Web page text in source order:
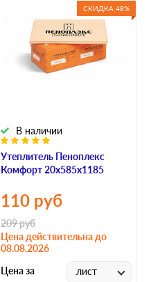
СКИДКА 48%
Утеплитель Пеноплекс
Комфорт 20х585х1185
В наличии
110 руб
209руб
Цена действительна до
08.08.2026
Цена за
лист